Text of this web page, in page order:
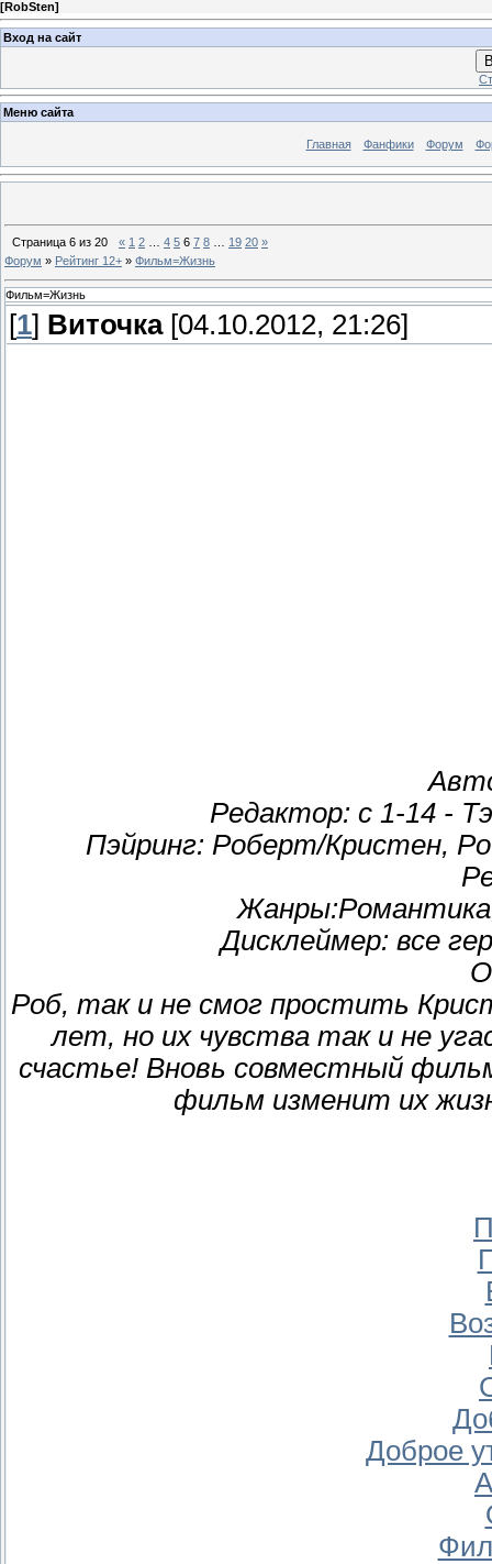
[RobSten]
Вход на сайт
Меню сайта
Главная Фанфики Форум
Страница 6 из 20 « 1 2 4 5 6 7 8 19 20 »
Форум » Рейтинг 12+ » Фильм=Жизнь
Фильм=Жизнь
[1] Виточка[04.10.2012, 21:26]
Редактор: с 1-14 -
Пэйринг: Роберт/Кристен,
Дисклеймер: все
Роб, так и не смог простить
лет, но их чувства так и не
счастье! Вновь совместный
фильм изменит их
Доброе